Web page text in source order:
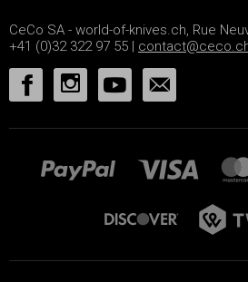
CeCo SA - world-of-knives.ch, Rue
+41 (0)32 322 97 55 |